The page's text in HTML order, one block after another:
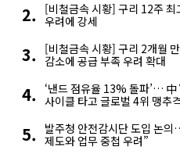
[비철금속 시황] 구리 12주
우려에 강세
[비철금속 시황] 구리 2개월
감소에 공급 부족 우려 확대
‘낸드 점유율 13% 돌파’… 中
사이클 타고 글로벌 4위 맹추
발주청 안전감시단 도입 논
제도와 업무 중첩 우려”